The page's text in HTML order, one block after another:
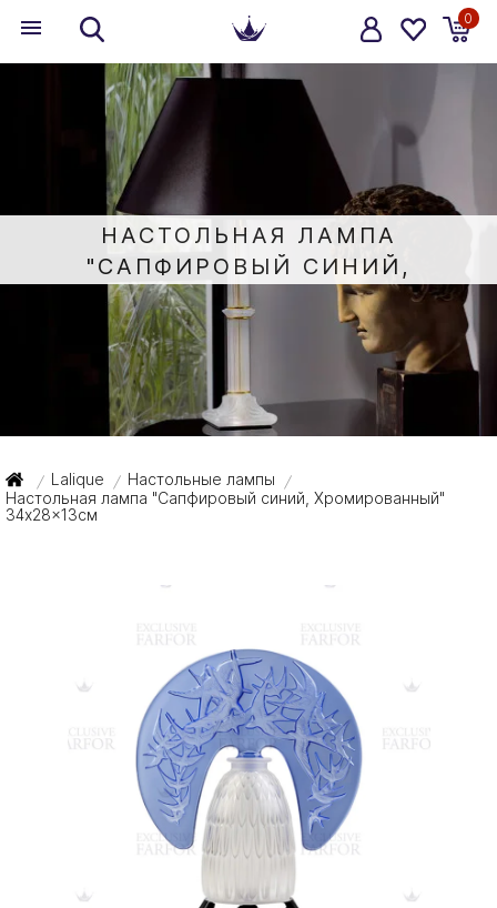
0
НАСТОЛЬНАЯ ЛАМПА
"САПФИРОВЫЙ СИНИЙ,
ХРОМИРОВАННЫЙ" 34X28X13СМ
/ Lalique / Настольные лампы /
Настольная лампа "Сапфировый синий, Хромированный"
34x28x13см